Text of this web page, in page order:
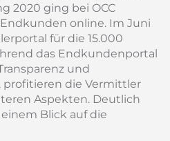
2020 ging bei OCC
online. Im Juni
für die 15.000
das Endkundenportal
und
die Vermittler
Aspekten. Deutlich
Blick auf die